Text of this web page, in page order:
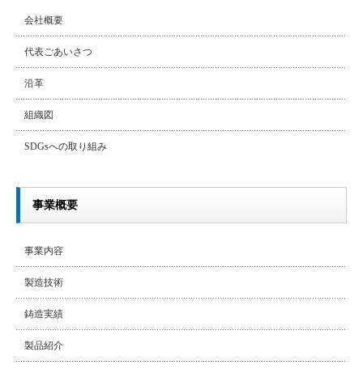
会社概要
代表ごあいさつ
沿革
組織図
SDGsへの取り組み
事業概要
事業内容
製造技術
鋳造実績
製品紹介